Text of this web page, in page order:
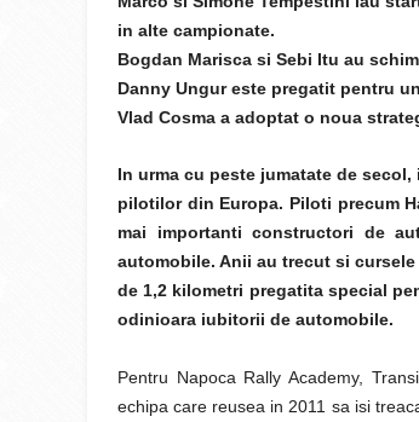
in alte campionate.
Bogdan Marisca si Sebi Itu au
Danny Ungur este pregatit pentru
Vlad Cosma a adoptat o noua
In urma cu peste jumatate de
pilotilor din Europa. Piloti precum
mai importanti constructori de
automobile. Anii au trecut si
de 1,2 kilometri pregatita special
odinioara iubitorii de automobile.
Pentru Napoca Rally Academy,
echipa care reusea in 2011 sa isi